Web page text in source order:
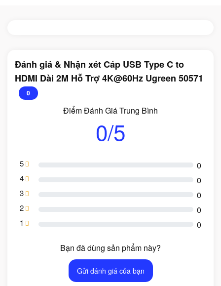
Đánh giá & Nhận xét Cáp USB Type C to
HDMI Dài 2M Hỗ Trợ 4K@60Hz Ugreen 50571
0
Điểm Đánh Giá Trung Bình
0/5
5 0
4 0
3 0
2 0
1 0
Bạn đã dùng sản phẩm này?
Gửi đánh giá của bạn